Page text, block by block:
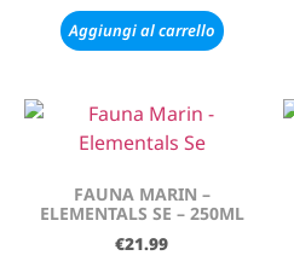
Aggiungi al carrello
FAUNA MARIN –
ELEMENTALS SE – 250ML
€21.99